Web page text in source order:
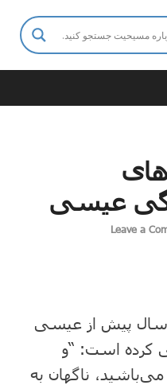
عیسی
Leave a
ملاکی نبی که حدود ۴۰۰ سال پیش از عیسی
کرده است: “و
ناگهان به